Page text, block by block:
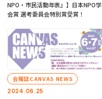
NPO・市民活動年表』】日本NPO学
会賞 選考委員会特別賞受賞！
2024.06.25
会報誌CANVAS NEWS